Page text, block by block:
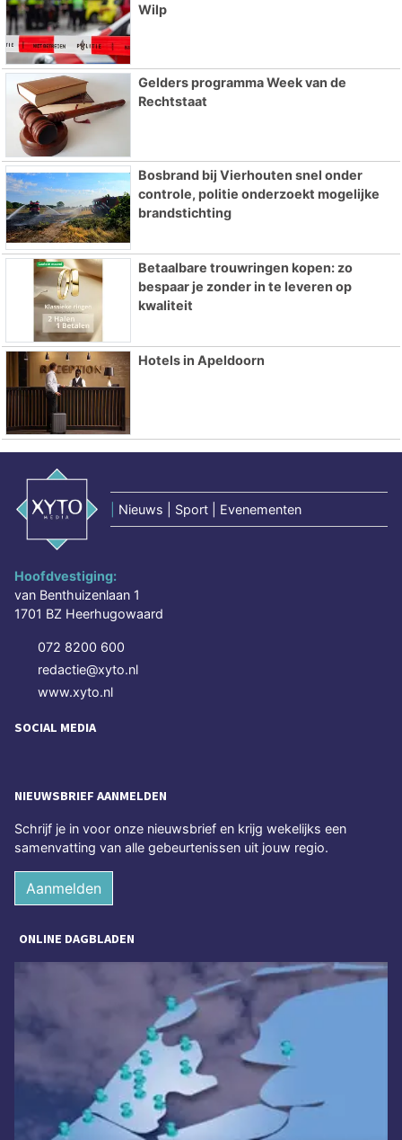
Wilp
Gelders programma Week van de
Rechtstaat
Bosbrand bij Vierhouten snel onder
controle, politie onderzoekt mogelijke
brandstichting
Betaalbare trouwringen kopen: zo
bespaar je zonder in te leveren op
kwaliteit
Hotels in Apeldoorn
Nieuws | Sport | Evenementen
Hoofdvestiging:
van Benthuizenlaan 1
1701 BZ Heerhugowaard
072 8200 600
redactie@xyto.nl
www.xyto.nl
SOCIAL MEDIA
NIEUWSBRIEF AANMELDEN
Schrijf je in voor onze nieuwsbrief en krijg wekelijks een
samenvatting van alle gebeurtenissen uit jouw regio.
Aanmelden
ONLINE DAGBLADEN